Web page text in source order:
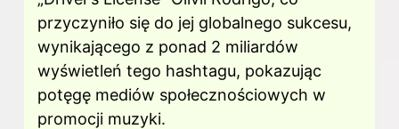
przyczyniło się do jej globalnego sukcesu,
wynikającego z ponad 2 miliardów
wyświetleń tego hashtagu, pokazując
potęgę mediów społecznościowych w
promocji muzyki.